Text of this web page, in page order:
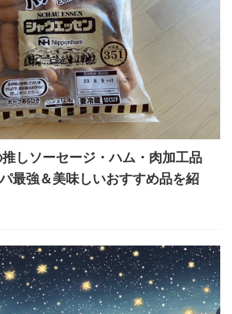
しソーセージ・ハム・肉加工品
最強＆美味しいおすすめ品を紹